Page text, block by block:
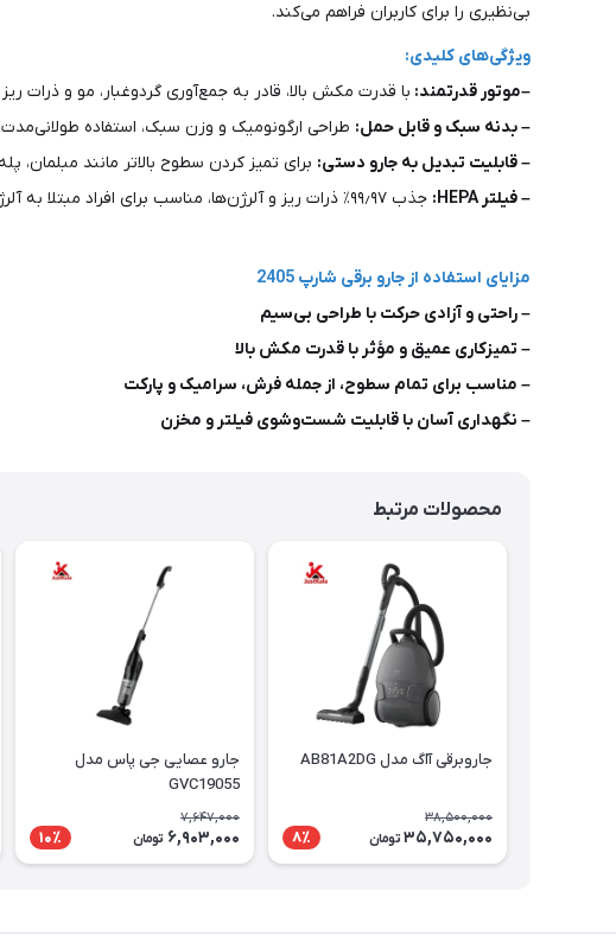
بی‌نظیری را برای کاربران فراهم می‌کند.
ویژگی‌های کلیدی:
–موتور قدرتمند: با قدرت مکش بالا، قادر به جمع‌آوری گردوغبار، مو و
– بدنه سبک و قابل حمل: طراحی ارگونومیک و وزن سبک، استفاده
– قابلیت تبدیل به جارو دستی: برای تمیز کردن سطوح بالاتر مانند
– فیلتر HEPA:
جذب ۹۹٫۹۷٪ ذرات ریز و آلرژن‌ها، مناسب برای افراد مبتلا به آلرژی.
مزایای استفاده از جارو برقی شارپ 2405
– راحتی و آزادی حرکت با طراحی بی‌سیم
– تمیزکاری عمیق و مؤثر با قدرت مکش بالا
– مناسب برای تمام سطوح، از جمله فرش، سرامیک و پارکت
– نگهداری آسان با قابلیت شست‌وشوی فیلتر و مخزن
محصولات مرتبط
جاروبرقی آاگ مدل AB81A2DG
38,500,000
35,750,000 تومان 8٪
جارو عصایی جی پاس مدل
GVC19055
7,647,000
6,903,000 تومان 10٪